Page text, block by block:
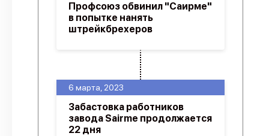
6 марта, 2023
Забастовка работников
завода Sairme продолжается
22 дня
Профсоюз обвинил "Саирме"
в попытке нанять
штрейкбрехеров